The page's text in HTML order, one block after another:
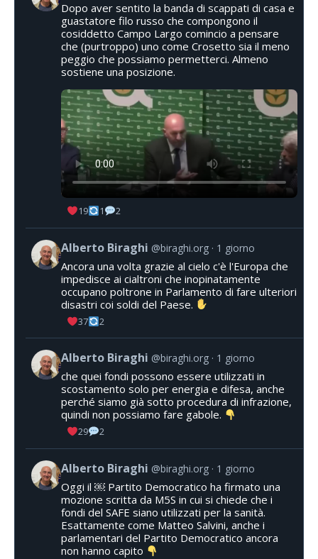
Dopo aver sentito la banda di scappati di casa e
guastatore filo russo che compongono il
cosiddetto Campo Largo comincio a pensare
che (purtroppo) uno come Crosetto sia il meno
peggio che possiamo permetterci. Almeno
sostiene una posizione.
19 1 2
Alberto Biraghi @biraghi.org 1 giorno
Ancora una volta grazie al cielo c'è l'Europa che
impedisce ai cialtroni che inopinatamente
occupano poltrone in Parlamento di fare ulteriori
disastri coi soldi del Paese.
37 2
Alberto Biraghi @biraghi.org 1 giorno
che quei fondi possono essere utilizzati in
scostamento solo per energia e difesa, anche
perché siamo già sotto procedura di infrazione,
quindi non possiamo fare gabole.
29 2
Alberto Biraghi @biraghi.org 1 giorno
Oggi il ￼ Partito Democratico ha firmato una
mozione scritta da M5S in cui si chiede che i
fondi del SAFE siano utilizzati per la sanità.
Esattamente come Matteo Salvini, anche i
parlamentari del Partito Democratico ancora
non hanno capito